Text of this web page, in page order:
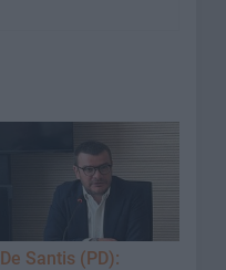
De Santis (PD):